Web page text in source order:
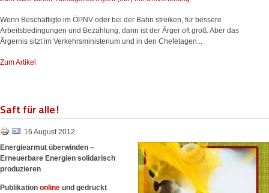
Wenn Beschäftigte im ÖPNV oder bei der Bahn streiken, für bessere
Arbeitsbedingungen und Bezahlung, dann ist der Ärger oft groß. Aber das
Ärgernis sitzt im Verkehrsministerium und in den Chefetagen...
Zum Artikel
Saft für alle!
16 August 2012
Energiearmut überwinden –
Erneuerbare Energien solidarisch
produzieren
Publikation online und gedruckt